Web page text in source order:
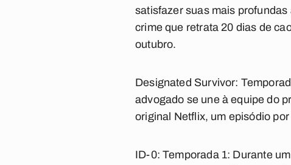
satisfazer suas mais
crime que retrata 20 dias de
outubro.
Designated Survivor:
advogado se une à equipe do
original Netflix, um episódio
ID-0: Temporada 1: Durante